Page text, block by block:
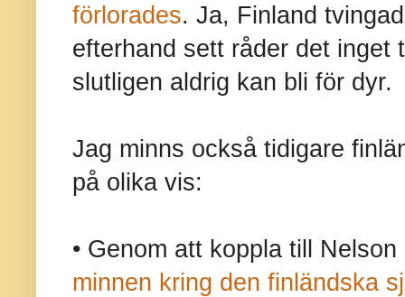
förlorades. Ja, Finland
efterhand sett råder det inget
slutligen aldrig kan bli för dyr.
Jag minns också tidigare
på olika vis:
• Genom att koppla till
minnen kring den finländska